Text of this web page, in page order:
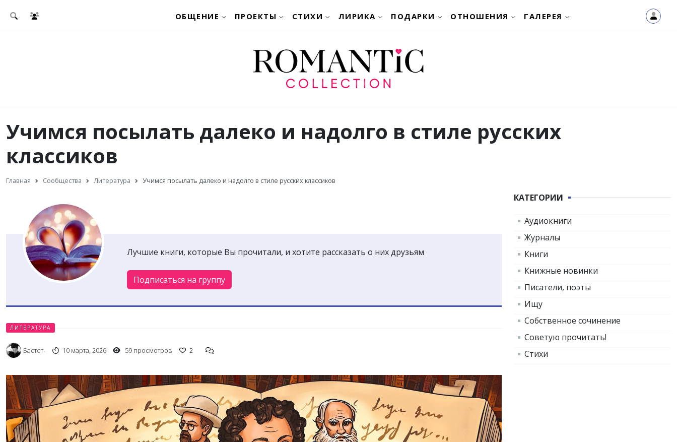
ОБЩЕНИЕ ПРОЕКТЫ СТИХИ ЛИРИКА ПОДАРКИ ОТНОШЕНИЯ ГАЛЕРЕЯ
Учимся посылать далеко и надолго в стиле русских
классиков
Главная Сообщества Литература Учимся посылать далеко и надолго в стиле русских классиков
Лучшие книги, которые Вы прочитали, и хотите рассказать о них друзьям
Подписаться на группу
ЛИТЕРАТУРА
-Бастет- 10 марта, 2026 59 просмотров 2
КАТЕГОРИИ
Аудиокниги
Журналы
Книги
Книжные новинки
Писатели, поэты
Ищу
Собственное сочинение
Советую прочитать!
Стихи